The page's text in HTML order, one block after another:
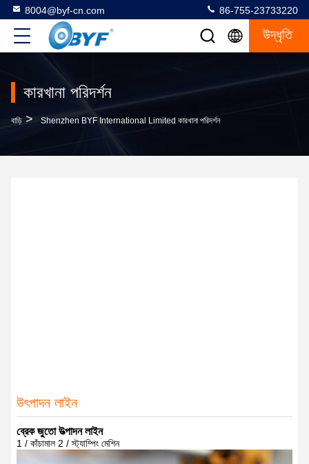
8004@byf-cn.com 86-755-23733220
উদ্ধৃতি
কারখানা পরিদর্শন
বাড়ি > Shenzhen BYF International Limited কারখানা পরিদর্শন
উৎপাদন লাইন
ব্রেক জুতো উত্পাদন লাইন
1 / কাঁচামাল 2 / স্ট্যাম্পিং মেশিন